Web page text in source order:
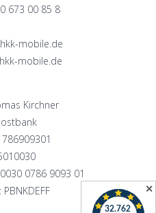
673 00 85 8
mobile.de
mobile.de
Kirchner
0786 9093 01
PBNKDEFF
✕